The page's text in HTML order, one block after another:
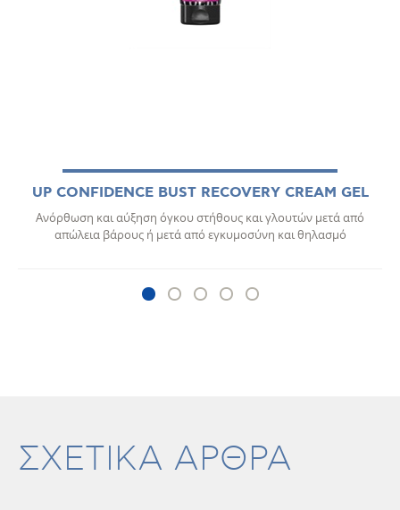
UP CONFIDENCE BUST RECOVERY CREAM GEL
Ανόρθωση και αύξηση όγκου στήθους και γλουτών μετά από
απώλεια βάρους ή μετά από εγκυμοσύνη και θηλασμό
ΣΧΕΤΙΚΑ ΑΡΘΡΑ